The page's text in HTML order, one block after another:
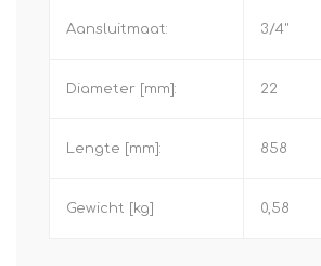
Aansluitmaat: 3/4"
Diameter [mm]: 22
Lengte [mm]: 858
Gewicht [kg] 0,58